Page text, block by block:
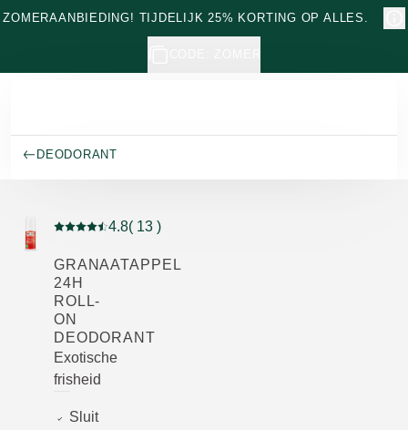
Naar hoofdinhoud gaan
ZOMERAANBIEDING! TIJDELIJK 25% KORTING OP ALLES.
DEODORANT
Beoordeling: 4.8 van 5 beoordeeld door 13 personen
4.8( 13 )
GRANAATAPPEL
24H
ROLL-
ON
DEODORANT
Exotische
frisheid
Sluit